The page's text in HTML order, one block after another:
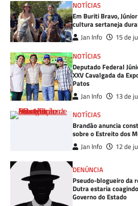
NOTÍCIAS
Em Buriti Bravo,
cultura sertaneja
Jan Info
15 de
NOTÍCIAS
Deputado Federal
XXV Cavalgada da
Patos
Jan Info
13 de
NOTÍCIAS
Brandão anuncia
sobre o Estreito dos
Jan Info 12 de
DENÚNCIA
Pseudo-blogueiro da
Dutra estaria
Governo do Estado